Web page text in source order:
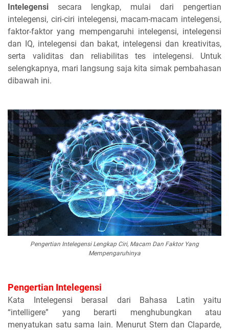
Intelegensi secara lengkap, mulai dari pengertian
intelegensi, ciri-ciri intelegensi, macam-macam intelegensi,
faktor-faktor yang mempengaruhi intelegensi, intelegensi
dan IQ, intelegensi dan bakat, intelegensi dan kreativitas,
serta validitas dan reliabilitas tes intelegensi. Untuk
selengkapnya, mari langsung saja kita simak pembahasan
dibawah ini.
Pengertian Intelegensi Lengkap Ciri, Macam Dan Faktor Yang
Mempengaruhinya
Pengertian Intelegensi
Kata Intelegensi berasal dari Bahasa Latin yaitu
“intelligere” yang berarti menghubungkan atau
menyatukan satu sama lain. Menurut Stern dan Claparde,